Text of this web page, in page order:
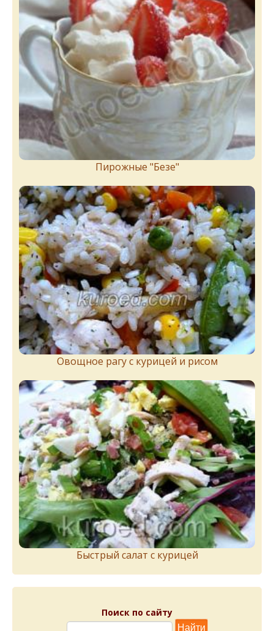
Пирожныe "Бeзe"
Овощное рагу с курицей и рисом
Быстрый салат с курицей
Поиск по сайту